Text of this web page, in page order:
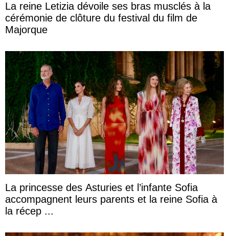
La reine Letizia dévoile ses bras musclés à la
cérémonie de clôture du festival du film de
Majorque
La princesse des Asturies et l’infante Sofia
accompagnent leurs parents et la reine Sofia à
la récep ...